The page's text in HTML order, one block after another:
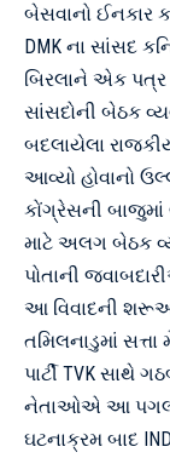
બેસવાનો ઈનકાર
DMK ના સાંસદ
બિરલાને એક પત્ર
સાંસદોની બેઠક
બદલાયેલા
આવ્યો હોવાનો
કોંગ્રેસની બાજુમાં
માટે અલગ બેઠક
પોતાની
આ વિવાદની
તમિલનાડુમાં
પાર્ટી TVK સાથે
નેતાઓએ આ
ઘટનાક્રમ બાદ